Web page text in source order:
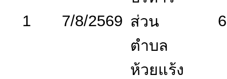
1 7/8/2569 ส่วน
ตำบล
ห้วยแร้ง
6